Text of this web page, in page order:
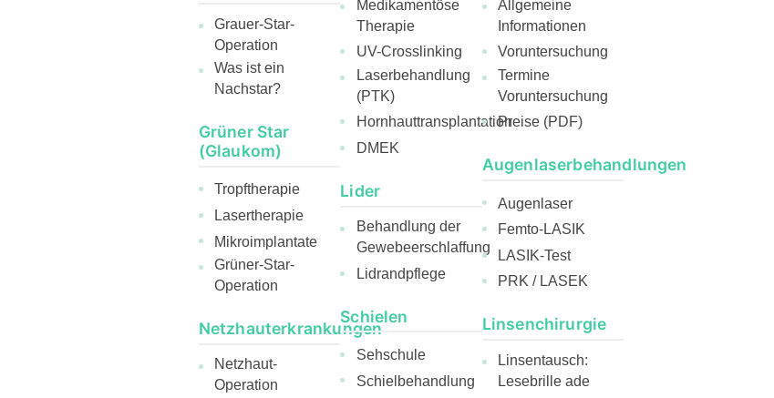
Grauer-Star-
Operation
Was ist ein
Nachstar?
Grüner Star
(Glaukom)
Tropftherapie
Lasertherapie
Mikroimplantate
Grüner-Star-
Operation
Netzhauterkrankungen
Netzhaut-
Operation
Medikamentöse
Therapie
UV-Crosslinking
Laserbehandlung
(PTK)
Hornhauttransplantation
DMEK
Lider
Behandlung der
Gewebeerschlaffung
Lidrandpflege
Schielen
Sehschule
Schielbehandlung
Allgemeine
Informationen
Voruntersuchung
Termine
Voruntersuchung
Preise (PDF)
Augenlaserbehandlungen
Augenlaser
Femto-LASIK
LASIK-Test
PRK / LASEK
Linsenchirurgie
Linsentausch:
Lesebrille ade